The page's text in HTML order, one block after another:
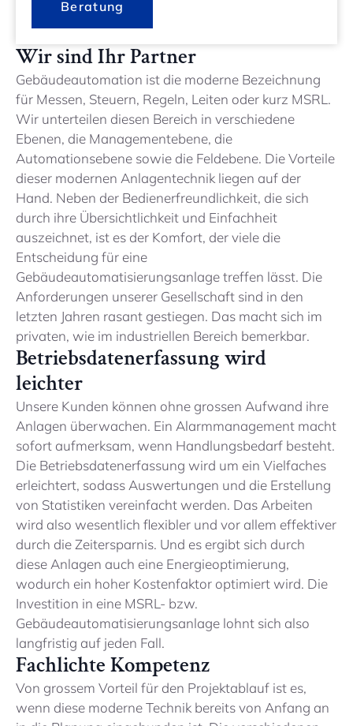
Beratung
Wir sind Ihr Partner
Gebäudeautomation ist die moderne Bezeichnung
für Messen, Steuern, Regeln, Leiten oder kurz MSRL.
Wir unterteilen diesen Bereich in verschiedene
Ebenen, die Managementebene, die
Automationsebene sowie die Feldebene. Die Vorteile
dieser modernen Anlagentechnik liegen auf der
Hand. Neben der Bedienerfreundlichkeit, die sich
durch ihre Übersichtlichkeit und Einfachheit
auszeichnet, ist es der Komfort, der viele die
Entscheidung für eine
Gebäudeautomatisierungsanlage treffen lässt. Die
Anforderungen unserer Gesellschaft sind in den
letzten Jahren rasant gestiegen. Das macht sich im
privaten, wie im industriellen Bereich bemerkbar.
Betriebsdatenerfassung wird
leichter
Unsere Kunden können ohne grossen Aufwand ihre
Anlagen überwachen. Ein Alarmmanagement macht
sofort aufmerksam, wenn Handlungsbedarf besteht.
Die Betriebsdatenerfassung wird um ein Vielfaches
erleichtert, sodass Auswertungen und die Erstellung
von Statistiken vereinfacht werden. Das Arbeiten
wird also wesentlich flexibler und vor allem effektiver
durch die Zeitersparnis. Und es ergibt sich durch
diese Anlagen auch eine Energieoptimierung,
wodurch ein hoher Kostenfaktor optimiert wird. Die
Investition in eine MSRL- bzw.
Gebäudeautomatisierungsanlage lohnt sich also
langfristig auf jeden Fall.
Fachlichte Kompetenz
Von grossem Vorteil für den Projektablauf ist es,
wenn diese moderne Technik bereits von Anfang an